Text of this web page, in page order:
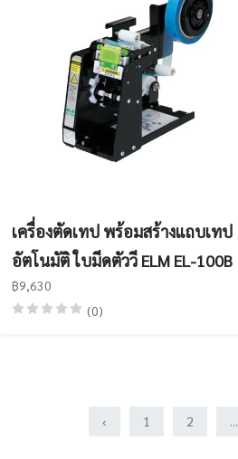
เครื่องตัดเทป พร้อมสร้างแถบเทป
อัตโนมัติ ใบมีดตัววี ELM EL-100B
฿9,630
(0)
‹ 1 2 ...